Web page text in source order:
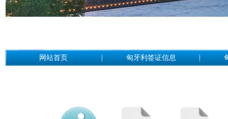
网站首页 匈牙利签证信息